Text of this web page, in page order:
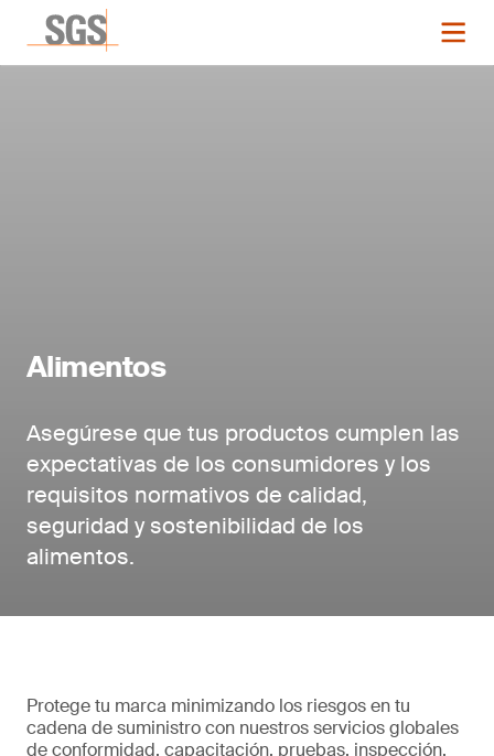
Alimentos
Asegúrese que tus productos cumplen las
expectativas de los consumidores y los
requisitos normativos de calidad,
seguridad y sostenibilidad de los
alimentos.
Protege tu marca minimizando los riesgos en tu
cadena de suministro con nuestros servicios globales
de conformidad, capacitación, pruebas, inspección,